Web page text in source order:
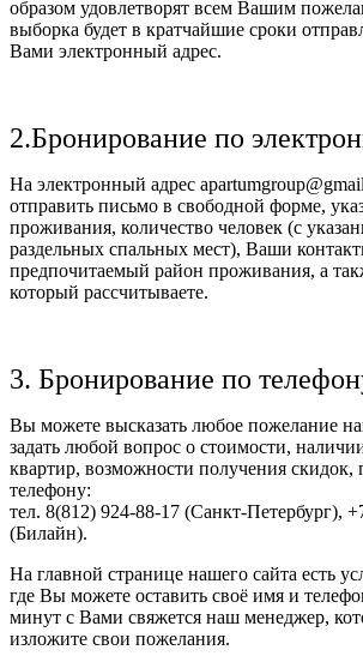
образом удовлетворят всем Вашим
выборка будет в кратчайшие сроки
Вами электронный адрес.
2.Бронирование по
На электронный адрес
отправить письмо в свободной форме,
проживания, количество человек (с
раздельных спальных мест), Ваши
предпочитаемый район проживания, а
который рассчитываете.
3. Бронирование по
Вы можете высказать любое пожелание
задать любой вопрос о стоимости,
квартир, возможности получения скидок,
телефону:
тел. 8(812) 924-88-17 (Санкт-Петербург),
(Билайн).
На главной странице нашего сайта есть
где Вы можете оставить своё имя и
минут с Вами свяжется наш менеджер,
изложите свои пожелания.